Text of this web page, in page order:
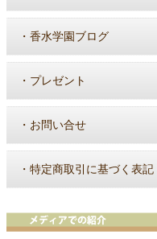
・ 香水学園ブログ
・ プレゼント
・ お問い合せ
・ 特定商取引に基づく表記